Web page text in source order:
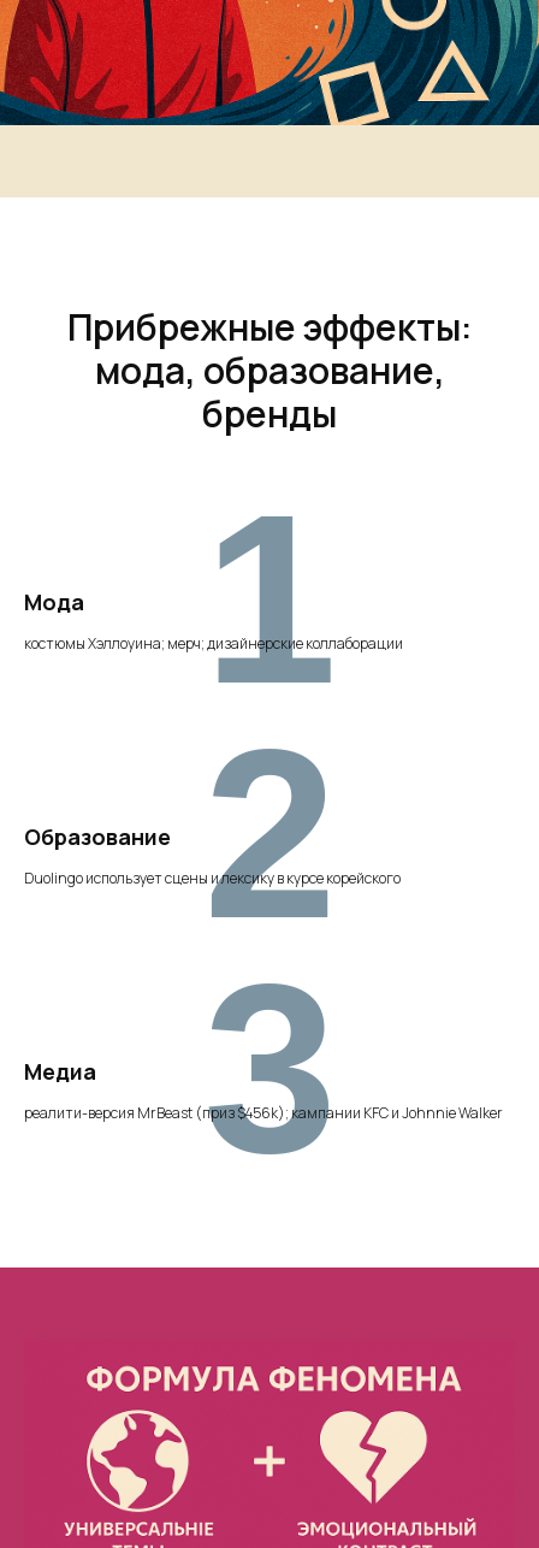
Прибрежные эффекты:
мода, образование,
бренды
Мода
костюмы Хэллоуина; мерч; дизайнерские коллаборации
1
Образование
Duolingo использует сцены и лексику в курсе корейского
2
Медиа
реалити-версия MrBeast (приз $456k); кампании KFC и Johnnie Walker
3